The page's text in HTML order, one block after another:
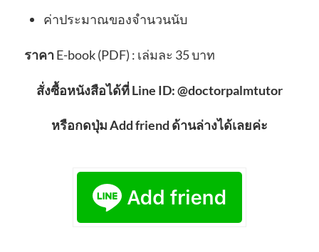
ค่าประมาณของจำนวนนับ
ราคาE-book (PDF) : เล่มละ 35 บาท
สั่งซื้อหนังสือได้ที่ Line ID: @doctorpalmtutor
หรือกดปุ่ม Add friend ด้านล่างได้เลยค่ะ